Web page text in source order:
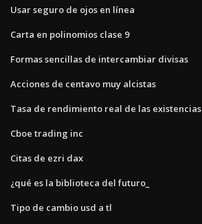
Usar seguro de ojos en línea
Carta en polinomios clase 9
Formas sencillas de intercambiar divisas
Acciones de centavo muy alcistas
Tasa de rendimiento real de las existencias
Cboe trading inc
Citas de ezri dax
¿qué es la biblioteca del futuro_
Tipo de cambio usd a tl